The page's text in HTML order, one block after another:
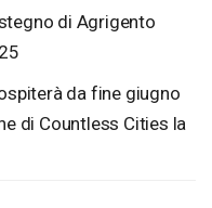
di Agrigento
da fine giugno
di Countless Cities la